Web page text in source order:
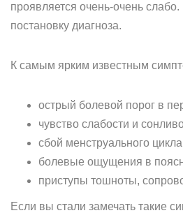
проявляется очень-очень слабо.
постановку диагноза.
К самым ярким известным
острый болевой порог в
чувство слабости и
сбой менструального
болевые ощущения в
приступы тошноты,
Если вы стали замечать такие